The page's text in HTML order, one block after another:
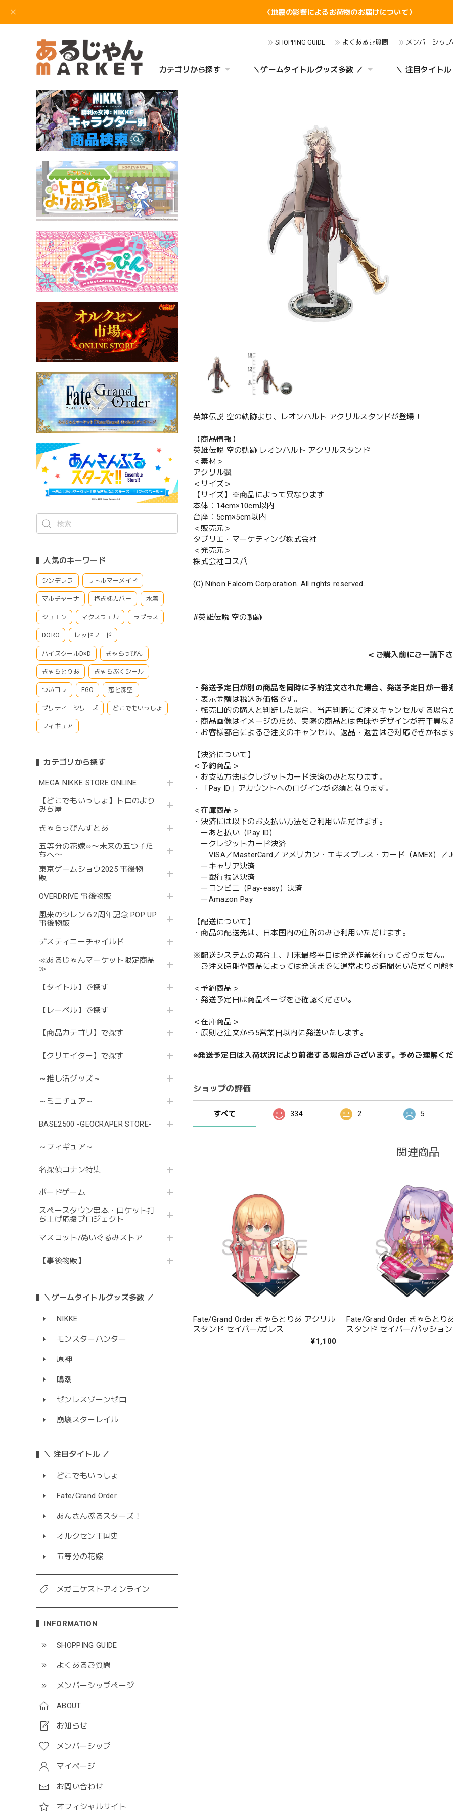
〈地震の影響によるお荷物のお届けについて〉
SHOPPING GUIDE よくあるご質問 メンバーシッ
カテゴリから探す ＼ゲームタイトルグッズ多数 ／ ＼ 注目タイト
人気のキーワード
シンデレラ リトルマーメイド
マルチャーナ 抱き枕カバー 水着
シュエン マクスウェル ラプラス
DORO レッドフード
ハイスクールD×D きゃらっぴん
きゃらとりあ きゃらぷくシール
ついコレ FGO 恋と深空
プリティーシリーズ どこでもいっしょ
フィギュア
カテゴリから探す
MEGA NIKKE STORE ONLINE
【どこでもいっしょ】トロのより
みち屋
きゃらっぴんすとあ
五等分の花嫁∽〜未来の五つ子た
ちへ〜
東京ゲームショウ2025 事後物
販
OVERDRIVE 事後物販
風来のシレン６2周年記念 POP UP
事後物販
デスティニーチャイルド
≪あるじゃんマーケット限定商品
≫
【タイトル】で探す
【レーベル】で探す
【商品カテゴリ】で探す
【クリエイター】で探す
～推し活グッズ～
～ミニチュア～
BASE2500 -GEOCRAPER STORE-
～フィギュア～
名探偵コナン特集
ボードゲーム
スペースタウン串本・ロケット打
ち上げ応援プロジェクト
マスコット/ぬいぐるみストア
【事後物販】
＼ゲームタイトルグッズ多数 ／
NIKKE
モンスターハンター
原神
鳴潮
ゼンレスゾーンゼロ
崩壊スターレイル
＼ 注目タイトル ／
どこでもいっしょ
Fate/Grand Order
あんさんぶるスターズ！
オルクセン王国史
五等分の花嫁
メガニケストアオンライン
INFORMATION
SHOPPING GUIDE
よくあるご質問
メンバーシップページ
ABOUT
お知らせ
メンバーシップ
マイページ
お問い合わせ
オフィシャルサイト
英雄伝説 空の軌跡より、レオンハルト アクリルスタンドが登場！
【商品情報】
英雄伝説 空の軌跡 レオンハルト アクリルスタンド
＜素材＞
アクリル製
＜サイズ＞
【サイズ】※商品によって異なります
本体：14cm×10cm以内
台座：5cm×5cm以内
＜販売元＞
タブリエ・マーケティング株式会社
＜発売元＞
株式会社コスパ
(C) Nihon Falcom Corporation. All rights reserved.
#英雄伝説 空の軌跡
＜ご購入前にご一読下
・発送予定日が別の商品を同時に予約注文された場合、発送予定日が一
・表示金額は税込み価格です。
・転売目的の購入と判断した場合、当店判断にて注文キャンセルする場合
・商品画像はイメージのため、実際の商品とは色味やデザインが若干異な
・お客様都合によるご注文のキャンセル、返品・返金はご対応できかねま
【決済について】
＜予約商品＞
・お支払方法はクレジットカード決済のみとなります。
・「Pay ID」アカウントへのログインが必須となります。
＜在庫商品＞
・決済には以下のお支払い方法をご利用いただけます。
ーあと払い（Pay ID）
ークレジットカード決済
VISA／MasterCard／アメリカン・エキスプレス・カード（AMEX）／
ーキャリア決済
ー銀行振込決済
ーコンビニ（Pay-easy）決済
ーAmazon Pay
【配送について】
・商品の配送先は、日本国内の住所のみご利用いただけます。
※配送システムの都合上、月末最終平日は発送作業を行っておりません。
ご注文時期や商品によっては発送までに通常よりお時間をいただく可能
＜予約商品＞
・発送予定日は商品ページをご確認ください。
＜在庫商品＞
・原則ご注文から5営業日以内に発送いたします。
※発送予定日は入荷状況により前後する場合がございます。予めご理解く
ショップの評価
すべて 334 2 5
関連商品
Fate/Grand Order きゃらとりあ アクリル
スタンド セイバー/ガレス
¥1,100
Fate/Grand Order きゃらとり
スタンド セイバー/パッショ